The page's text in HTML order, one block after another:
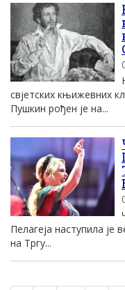
свјетских књижевних
Пушкин рођен је на...
Пелагеја наступила је
на Тргу...